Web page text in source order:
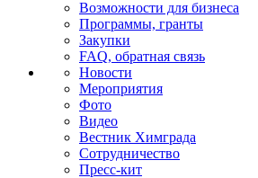
Возможности для бизнеса
Программы, гранты
Закупки
FAQ, обратная связь
Новости
Мероприятия
Фото
Видео
Вестник Химграда
Сотрудничество
Пресс-кит